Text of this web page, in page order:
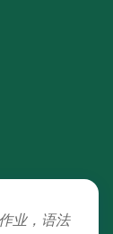
业，语法